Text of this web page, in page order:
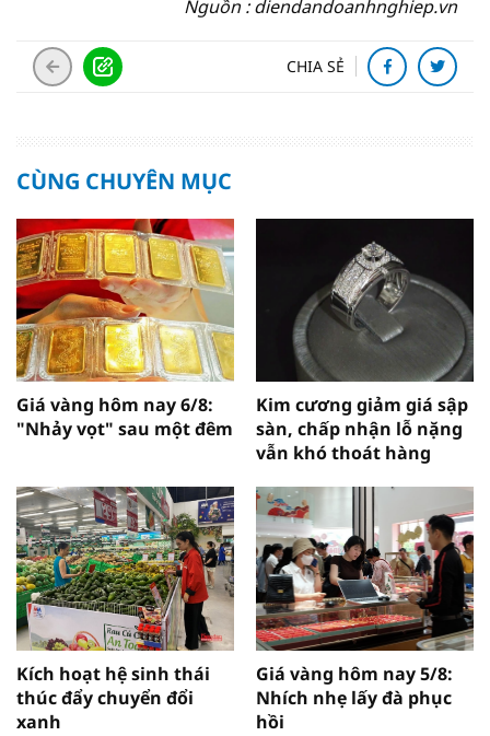
Nguồn : diendandoanhnghiep.vn
CHIA SẺ
CÙNG CHUYÊN MỤC
Giá vàng hôm nay 6/8:
"Nhảy vọt" sau một đêm
Kim cương giảm giá sập
sàn, chấp nhận lỗ nặng
vẫn khó thoát hàng
Kích hoạt hệ sinh thái
thúc đẩy chuyển đổi
xanh
Giá vàng hôm nay 5/8:
Nhích nhẹ lấy đà phục
hồi